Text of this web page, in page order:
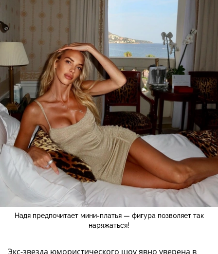
Надя предпочитает мини-платья — фигура позволяет так
наряжаться!
Экс-звезда юмористического шоу явно уверена в